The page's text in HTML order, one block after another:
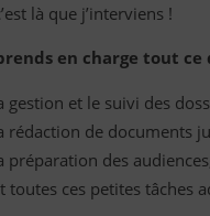
là que j’interviens !
en charge tout
gestion et le suivi des
rédaction de documents
préparation des
toutes ces petites tâches